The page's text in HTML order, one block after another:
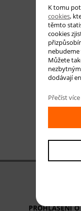
PROHLÁŠENÍ
K tomu
cookies,
těmto
cookies
Můžete
dodávají
Přečíst více